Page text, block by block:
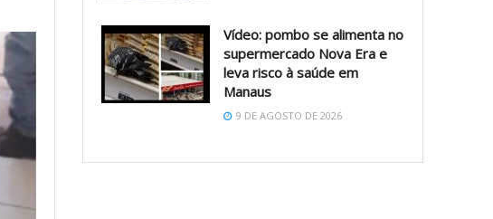
Vídeo: pombo se alimenta no
supermercado Nova Era e
leva risco à saúde em
Manaus
9 DE AGOSTO DE 2026